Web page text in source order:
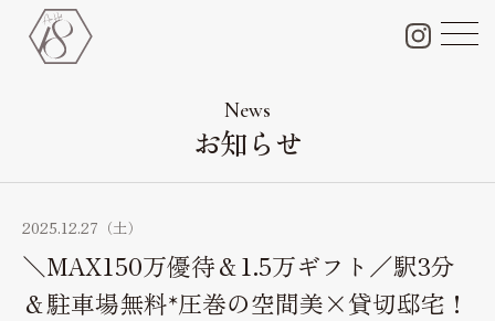
チャペル＆会場＆付帯設備
Bridal fair
料金プラン
Bridal plan
News
お知らせ
2025.12.27（土）
＼MAX150万優待＆1.5万ギフト／駅3分
＆駐車場無料*圧巻の空間美×貸切邸宅！